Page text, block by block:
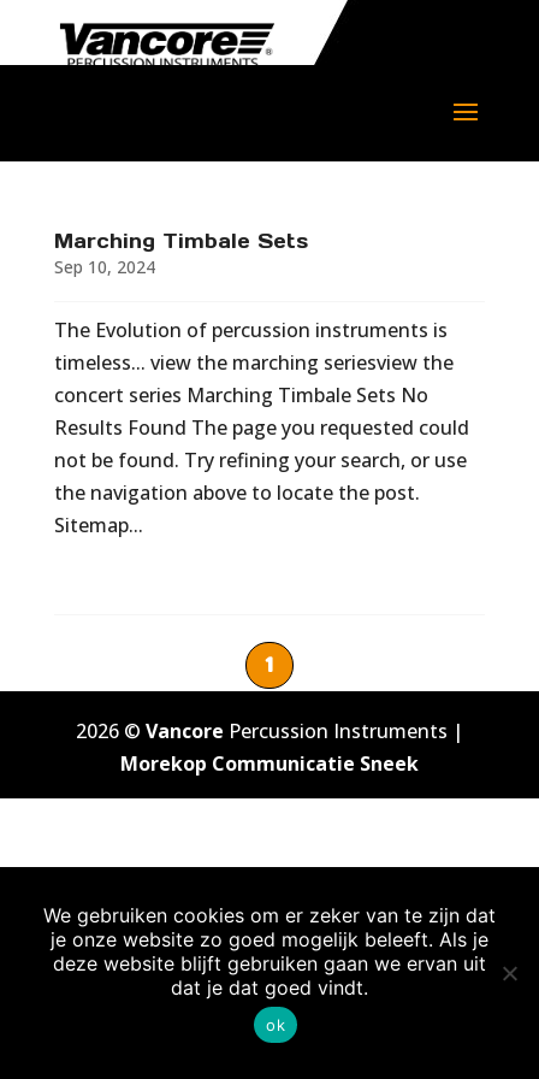
Marching Timbale Sets
Sep 10, 2024
The Evolution of percussion instruments is
timeless... view the marching seriesview the
concert series Marching Timbale Sets No
Results Found The page you requested could
not be found. Try refining your search, or use
the navigation above to locate the post.
Sitemap...
1
2026 © Vancore Percussion Instruments |
Morekop Communicatie Sneek
We gebruiken cookies om er zeker van te zijn dat
je onze website zo goed mogelijk beleeft. Als je
deze website blijft gebruiken gaan we ervan uit
dat je dat goed vindt.
ok